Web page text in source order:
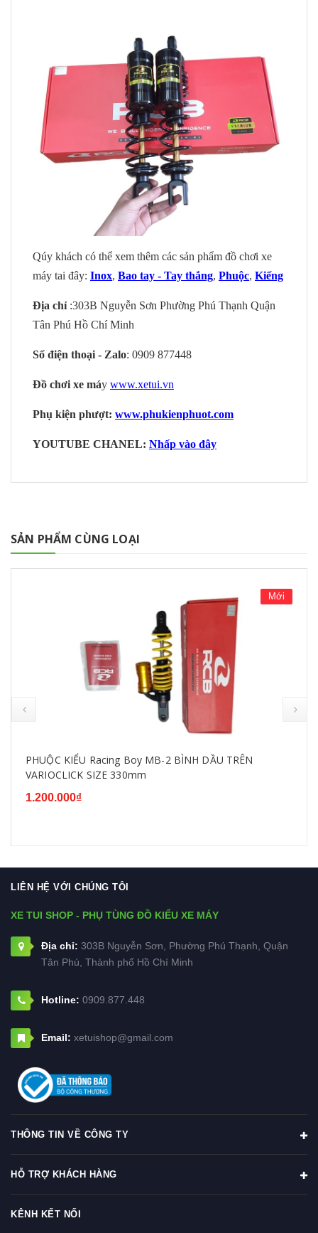
Qúy khách có thể xem thêm các sản phẩm đồ chơi xe
máy tai đây: Inox, Bao tay - Tay thắng, Phuộc, Kiếng
Địa chỉ :303B Nguyễn Sơn Phường Phú Thạnh Quận
Tân Phú Hồ Chí Minh
Số điện thoại - Zalo: 0909 877448
Đồ chơi xe máy www.xetui.vn
Phụ kiện phượt: www.phukienphuot.com
YOUTUBE CHANEL: Nhấp vào đây
SẢN PHẨM CÙNG LOẠI
Mới
PHUỘC KIỂU Racing Boy MB-2 BÌNH DẦU TRÊN
VARIOCLICK SIZE 330mm
1.200.000₫
LIÊN HỆ VỚI CHÚNG TÔI
XE TUI SHOP - PHỤ TÙNG ĐỒ KIỂU XE MÁY
Địa chỉ: 303B Nguyễn Sơn, Phường Phú Thạnh, Quận
Tân Phú, Thành phố Hồ Chí Minh
Hotline: 0909.877.448
Email: xetuishop@gmail.com
THÔNG TIN VỀ CÔNG TY
HỖ TRỢ KHÁCH HÀNG
KÊNH KẾT NỐI